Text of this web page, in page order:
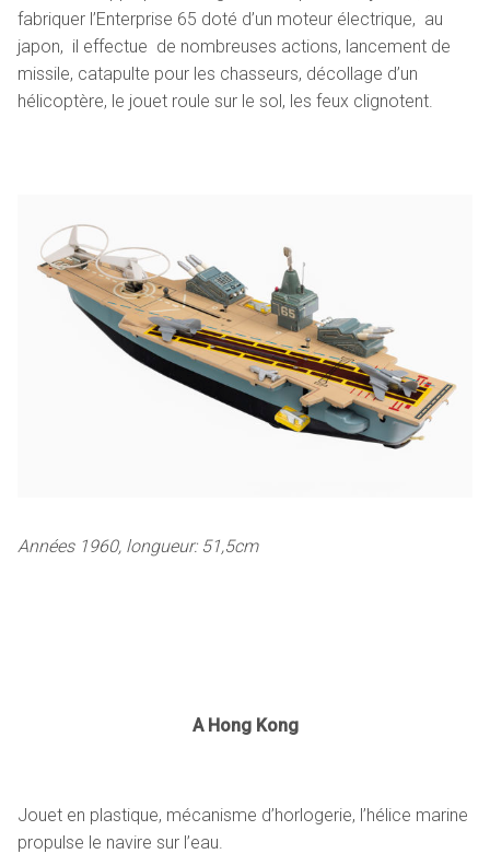
fabriquer l’Enterprise 65 doté d’un moteur électrique, au
japon, il effectue de nombreuses actions, lancement de
missile, catapulte pour les chasseurs, décollage d’un
hélicoptère, le jouet roule sur le sol, les feux clignotent.
Années 1960, longueur: 51,5cm
A Hong Kong
Jouet en plastique, mécanisme d’horlogerie, l’hélice marine
propulse le navire sur l’eau.